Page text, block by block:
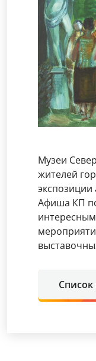
Музеи
жителей
экспозиции
Афиша КП
Список